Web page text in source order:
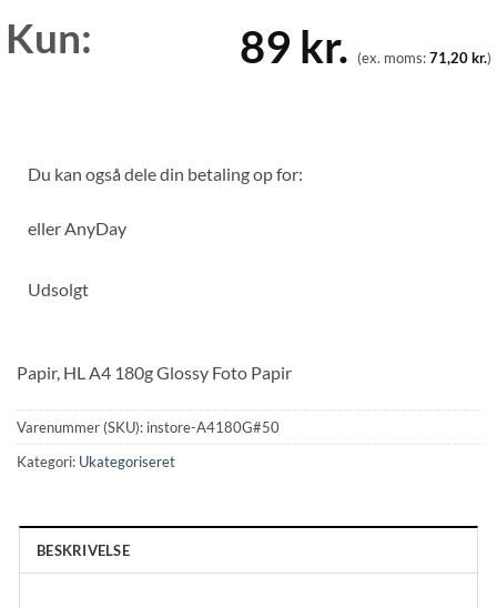
Kun: 89 kr. (ex. moms:71,20kr.)
Du kan også dele din betaling op for:
eller AnyDay
Udsolgt
Papir, HL A4 180g Glossy Foto Papir
Varenummer (SKU): instore-A4180G#50
Kategori: Ukategoriseret
BESKRIVELSE